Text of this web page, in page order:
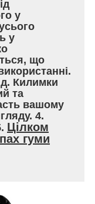
у
у
що
Килимки
та
вашому
4.
Цілком
гуми